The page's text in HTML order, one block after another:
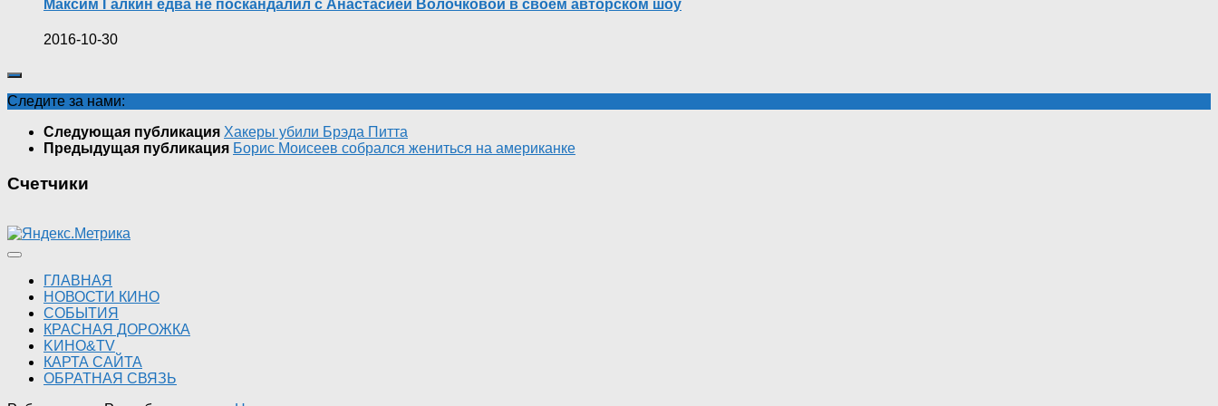
Максим Галкин едва не поскандалил с Анастасией Волочковой в своем авторском шоу
2016-10-30
Следите за нами:
Следующая публикация Хакеры убили Брэда Питта
Предыдущая публикация Борис Моисеев собрался жениться на американке
Счетчики
ГЛАВНАЯ
НОВОСТИ КИНО
СОБЫТИЯ
КРАСНАЯ ДОРОЖКА
KИНО&TV
КАРТА САЙТА
ОБРАТНАЯ СВЯЗЬ